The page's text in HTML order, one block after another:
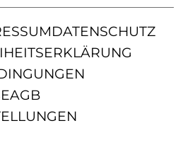
DATENSCHUTZ
AGB